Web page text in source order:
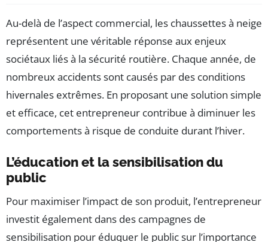
Au-delà de l’aspect commercial, les chaussettes à neige
représentent une véritable réponse aux enjeux
sociétaux liés à la sécurité routière. Chaque année, de
nombreux accidents sont causés par des conditions
hivernales extrêmes. En proposant une solution simple
et efficace, cet entrepreneur contribue à diminuer les
comportements à risque de conduite durant l’hiver.
L’éducation et la sensibilisation du
public
Pour maximiser l’impact de son produit, l’entrepreneur
investit également dans des campagnes de
sensibilisation pour éduquer le public sur l’importance